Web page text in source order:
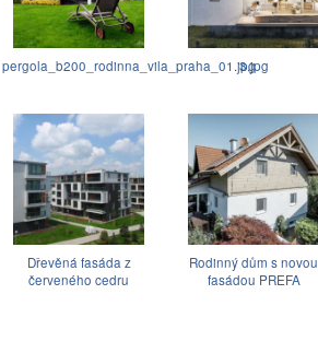
pergola_b200_rodinna_vila_praha_01.jpg
3.jpg
Dřevěná fasáda z
červeného cedru
Rodinný dům s novou
fasádou PREFA